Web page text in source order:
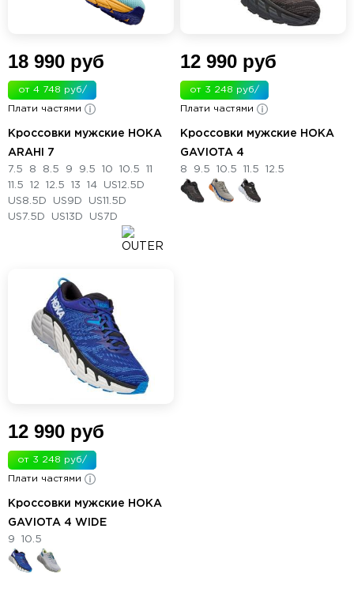
18 990 руб
от 4 748 руб/
мес.
Плати частями
Кроссовки мужские HOKA
ARAHI 7
7.5 8 8.5 9 9.5 10 10.5
11
11.5
12 12.5 13 14
US12.5D
US8.5D
US9D
US11.5D
US7.5D
US13D US7D
12 990 руб
от 3 248 руб/
мес.
Плати частями
Кроссовки мужские HOKA
GAVIOTA 4
8 9.5 10.5 11.5 12.5
12 990 руб
от 3 248 руб/
мес.
Плати частями
Кроссовки мужские HOKA
GAVIOTA 4 WIDE
9 10.5